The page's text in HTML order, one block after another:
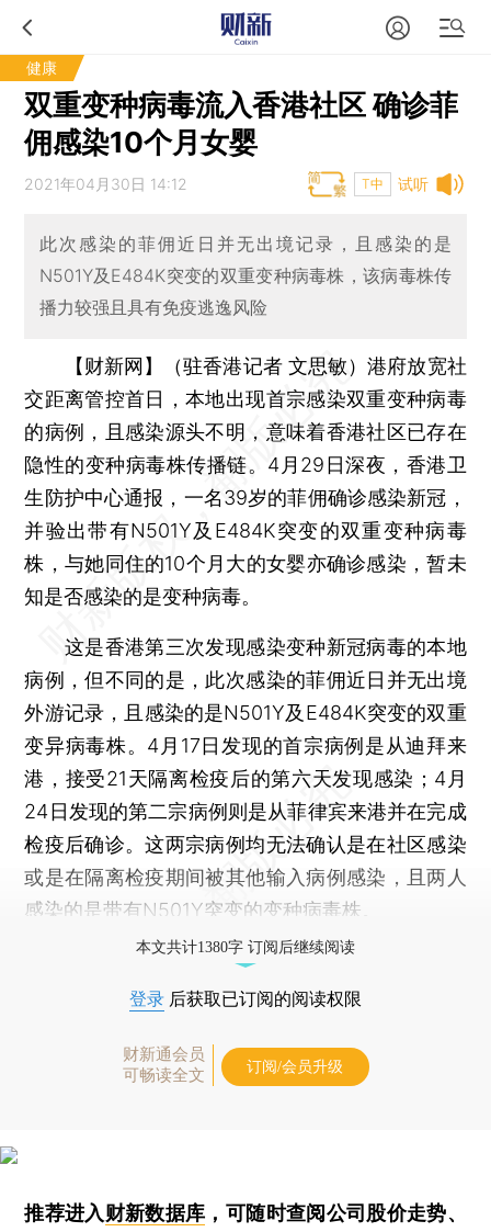
健康
双重变种病毒流入香港社区 确诊菲
佣感染10个月女婴
试听
2021年04月30日 14:12 T中
此次感染的菲佣近日并无出境记录，且感染的是
N501Y及E484K突变的双重变种病毒株，该病毒株传
播力较强且具有免疫逃逸风险
【财新网】（驻香港记者 文思敏）港府放宽社
交距离管控首日，本地出现首宗感染双重变种病毒
的病例，且感染源头不明，意味着香港社区已存在
隐性的变种病毒株传播链。4月29日深夜，香港卫
生防护中心通报，一名39岁的菲佣确诊感染新冠，
并验出带有N501Y及E484K突变的双重变种病毒
株，与她同住的10个月大的女婴亦确诊感染，暂未
知是否感染的是变种病毒。
这是香港第三次发现感染变种新冠病毒的本地
病例，但不同的是，此次感染的菲佣近日并无出境
外游记录，且感染的是N501Y及E484K突变的双重
变异病毒株。4月17日发现的首宗病例是从迪拜来
港，接受21天隔离检疫后的第六天发现感染；4月
24日发现的第二宗病例则是从菲律宾来港并在完成
检疫后确诊。这两宗病例均无法确认是在社区感染
或是在隔离检疫期间被其他输入病例感染，且两人
感染的是带有N501Y突变的变种病毒株。
本文共计1380字 订阅后继续阅读
登录 后获取已订阅的阅读权限
财新通会员
可畅读全文
订阅/会员升级
推荐进入财新数据库 ，可随时查阅公司股价走势、